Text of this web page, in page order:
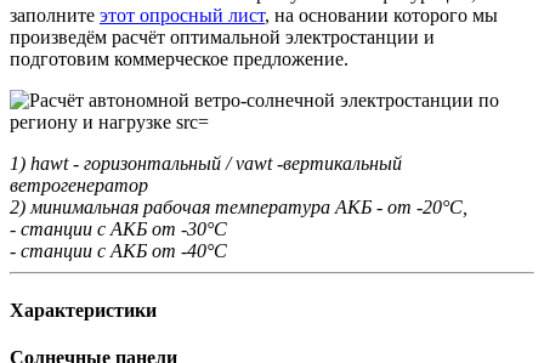
заполните этот опросный лист, на основании которого мы
произведём расчёт оптимальной электростанции и
подготовим коммерческое предложение.
1) hawt - горизонтальный / vawt -вертикальный
ветрогенератор
2) минимальная рабочая температура АКБ - от -20°С,
- станции с АКБ от -30°С
- станции с АКБ от -40°С
Характеристики
Солнечные панели